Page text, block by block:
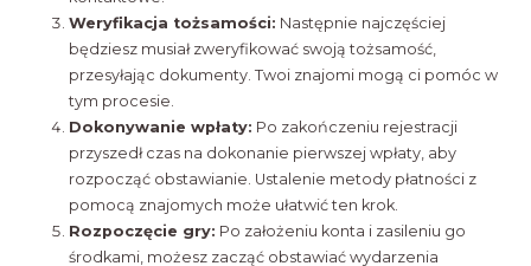
Weryfikacja tożsamości: Następnie najczęściej
będziesz musiał zweryfikować swoją tożsamość,
przesyłając dokumenty. Twoi znajomi mogą ci pomóc w
tym procesie.
Dokonywanie wpłaty: Po zakończeniu rejestracji
przyszedł czas na dokonanie pierwszej wpłaty, aby
rozpocząć obstawianie. Ustalenie metody płatności z
pomocą znajomych może ułatwić ten krok.
Rozpoczęcie gry: Po założeniu konta i zasileniu go
środkami, możesz zacząć obstawiać wydarzenia